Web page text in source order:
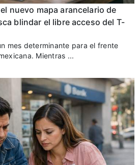
nuevo mapa arancelario de
blindar el libre acceso del T-
mes determinante para el frente
Mientras ...